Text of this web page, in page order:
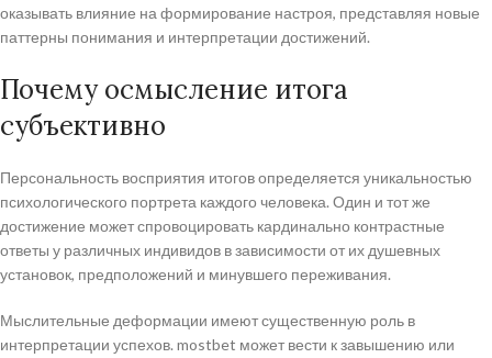
оказывать влияние на формирование настроя, представляя новые
паттерны понимания и интерпретации достижений.
Почему осмысление итога
субъективно
Персональность восприятия итогов определяется уникальностью
психологического портрета каждого человека. Один и тот же
достижение может спровоцировать кардинально контрастные
ответы у различных индивидов в зависимости от их душевных
установок, предположений и минувшего переживания.
Мыслительные деформации имеют существенную роль в
интерпретации успехов. mostbet может вести к завышению или